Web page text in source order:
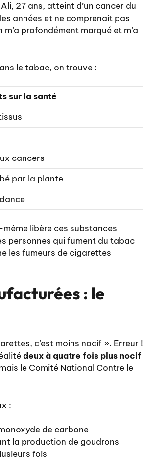
27 ans, atteint d’un cancer du
années et ne comprenait pas
profondément marqué et m’a
le tabac, on trouve :
sur la santé
cancers
par la plante
libère ces substances
personnes qui fument du tabac
les fumeurs de cigarettes
: le
c’est moins nocif ». Erreur !
deux à quatre fois plus nocif
le Comité National Contre le
:
de carbone
la production de goudrons
fois